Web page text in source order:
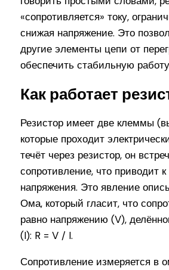
«сопротивляется» току,
снижая напряжение. Это
другие элементы цепи от
обеспечить стабильную
Как работает
Резистор имеет две клеммы
которые проходит
течёт через резистор, он
сопротивление, что приводит
напряжения. Это явление
Ома, который гласит, что
равно напряжению (V),
(I): R = V / I.
Сопротивление измеряется в